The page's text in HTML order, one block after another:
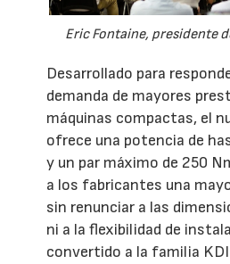
Eric Fontaine, presidente
Desarrollado para
demanda de mayores
máquinas compactas, el
ofrece una potencia de
y un par máximo de 250
a los fabricantes una
sin renunciar a las
ni a la flexibilidad de
convertido a la familia